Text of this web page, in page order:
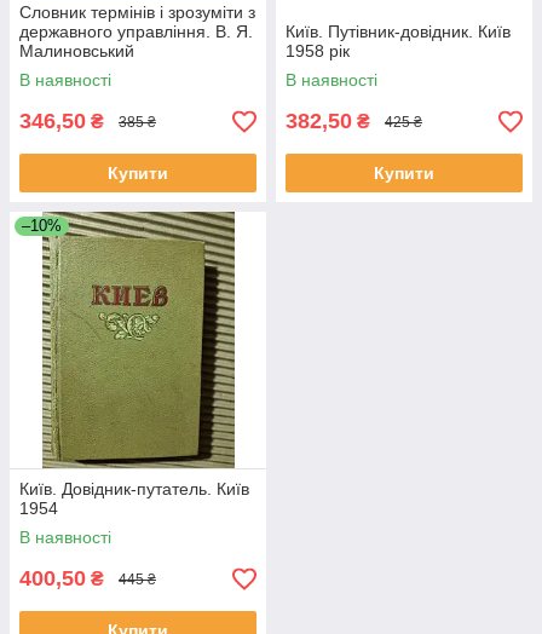
Словник термінів і зрозуміти з
державного управління. В. Я.
Малиновський
В наявності
346,50 ₴ 385 ₴
Купити
Київ. Путівник-довідник. Київ
1958 рік
В наявності
382,50 ₴ 425 ₴
Купити
–10%
Київ. Довідник-путатель. Київ
1954
В наявності
400,50 ₴ 445 ₴